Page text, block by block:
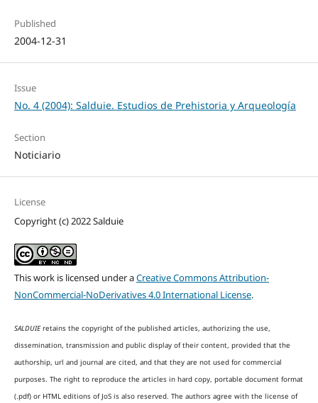
Published
2004-12-31
Issue
No. 4 (2004): Salduie. Estudios de Prehistoria y Arqueología
Section
Noticiario
License
Copyright (c) 2022 Salduie
This work is licensed under aCreative Commons Attribution-
NonCommercial-NoDerivatives 4.0 International License.
SALDUIEretains the copyright of the published articles, authorizing the use,
dissemination, transmission and public display of their content, provided that the
authorship, url and journal are cited, and that they are not used for commercial
purposes. The right to reproduce the articles in hard copy, portable document format
(.pdf) or HTML editions of JoS is also reserved. The authors agree with the license of